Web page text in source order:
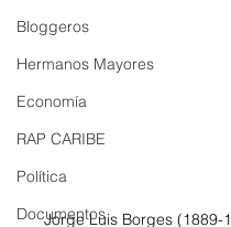
Bloggeros
Hermanos Mayores
Economía
RAP CARIBE
Política
Documentos
Jorge Luis Borges (1889-